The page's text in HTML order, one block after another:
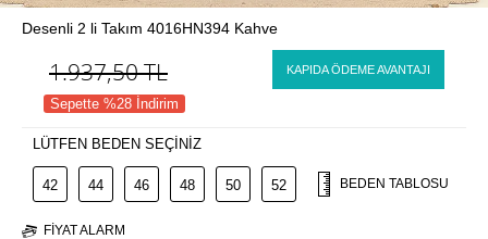
Desenli 2 li Takım 4016HN394 Kahve
1.937,50TL KAPIDA ÖDEME AVANTAJI
Sepette %28 İndirim
LÜTFEN BEDEN SEÇİNİZ
42 44 46 48 50 52 BEDEN TABLOSU
FIYAT ALARM